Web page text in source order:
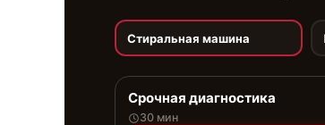
Стиральная машина
Срочная диагностика
30 мин